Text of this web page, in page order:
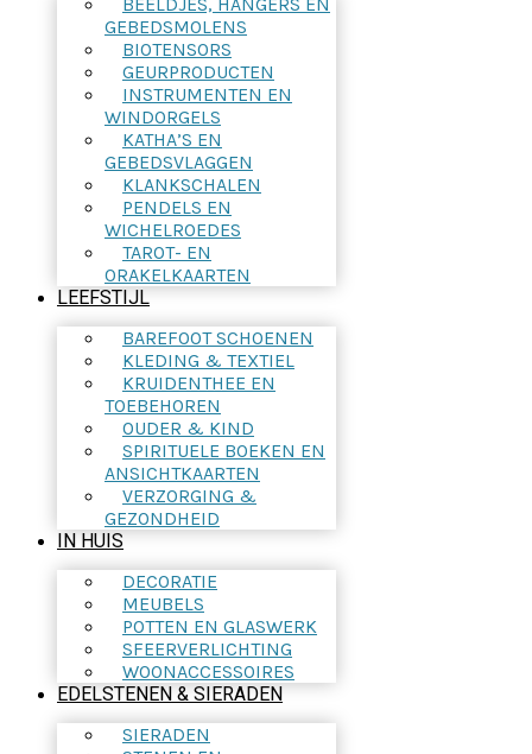
GEBEDSMOLENS
BIOTENSORS
GEURPRODUCTEN
INSTRUMENTEN EN
WINDORGELS
KATHA’S EN
GEBEDSVLAGGEN
KLANKSCHALEN
PENDELS EN
WICHELROEDES
TAROT- EN
ORAKELKAARTEN
LEEFSTIJL
BAREFOOT SCHOENEN
KLEDING & TEXTIEL
KRUIDENTHEE EN
TOEBEHOREN
OUDER & KIND
SPIRITUELE BOEKEN EN
ANSICHTKAARTEN
VERZORGING &
GEZONDHEID
IN HUIS
DECORATIE
MEUBELS
POTTEN EN GLASWERK
SFEERVERLICHTING
WOONACCESSOIRES
EDELSTENEN & SIERADEN
SIERADEN